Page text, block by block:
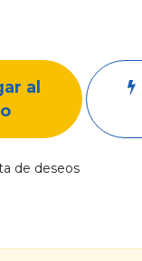
al
de deseos